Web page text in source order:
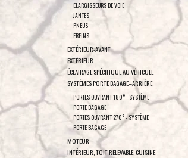
ELARGISSEURS DE VOIE
JANTES
PNEUS
FREINS
EXTÉRIEUR-AVANT
EXTÉRIEUR
ÉCLAIRAGE SPÉCIFIQUE AU VÉHICULE
SYSTÈMES PORTE BAGAGE–ARRIÈRE
PORTES OUVRANT 180° - SYSTÈME
PORTE BAGAGE
PORTES OUVRANT 270° - SYSTÈME
PORTE BAGAGE
MOTEUR
INTÉRIEUR, TOIT RELEVABLE, CUISINE